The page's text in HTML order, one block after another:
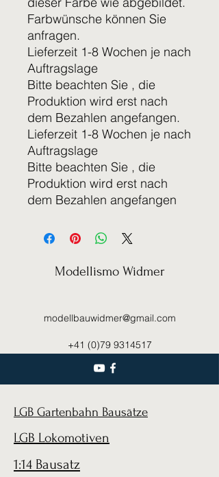
Farbwünsche können Sie
anfragen.
Lieferzeit 1-8 Wochen je nach
Auftragslage
Bitte beachten Sie , die
Produktion wird erst nach
dem Bezahlen angefangen.
Lieferzeit 1-8 Wochen je nach
Auftragslage
Bitte beachten Sie , die
Produktion wird erst nach
dem Bezahlen angefangen
Modellismo Widmer
modellbauwidmer@gmail.com
+41 (0)79 9314517
LGB Gartenbahn Bausätze
LGB Lokomotiven
1:14 Bausatz